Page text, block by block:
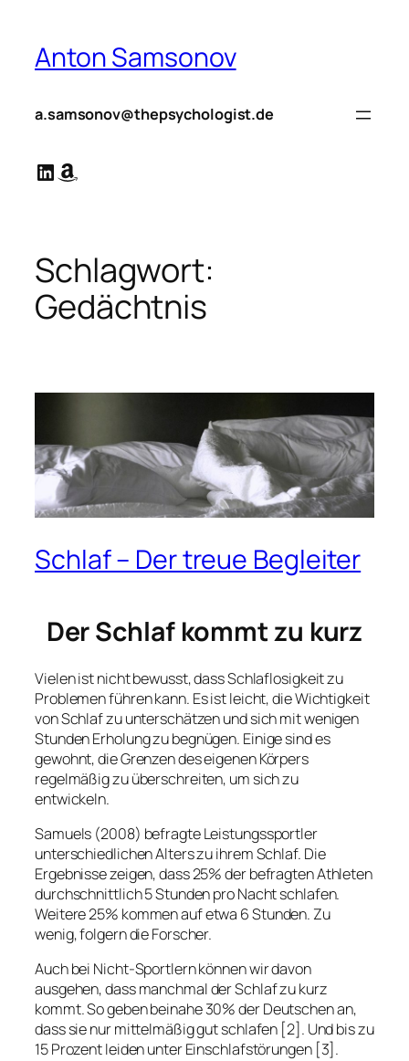
springen
Anton Samsonov
a.samsonov@thepsychologist.de
LinkedIn
Amazon
Schlagwort:
Gedächtnis
Schlaf – Der treue Begleiter
Der Schlaf kommt zu kurz
Vielen ist nicht bewusst, dass Schlaflosigkeit zu
Problemen führen kann. Es ist leicht, die Wichtigkeit
von Schlaf zu unterschätzen und sich mit wenigen
Stunden Erholung zu begnügen. Einige sind es
gewohnt, die Grenzen des eigenen Körpers
regelmäßig zu überschreiten, um sich zu
entwickeln.
Samuels (2008) befragte Leistungssportler
unterschiedlichen Alters zu ihrem Schlaf. Die
Ergebnisse zeigen, dass 25% der befragten Athleten
durchschnittlich 5 Stunden pro Nacht schlafen.
Weitere 25% kommen auf etwa 6 Stunden. Zu
wenig, folgern die Forscher.
Auch bei Nicht-Sportlern können wir davon
ausgehen, dass manchmal der Schlaf zu kurz
kommt. So geben beinahe 30% der Deutschen an,
dass sie nur mittelmäßig gut schlafen [2]. Und bis zu
15 Prozent leiden unter Einschlafstörungen [3].